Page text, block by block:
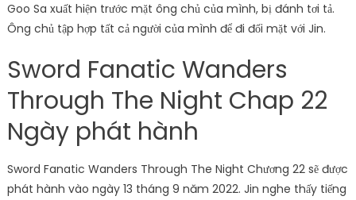
Goo Sa xuất hiện trước mặt ông chủ của mình, bị đánh tơi tả.
Ông chủ tập hợp tất cả người của mình để đi đối mặt với Jin.
Sword Fanatic Wanders
Through The Night Chap 22
Ngày phát hành
Sword Fanatic Wanders Through The Night Chương 22 sẽ được
phát hành vào ngày 13 tháng 9 năm 2022. Jin nghe thấy tiếng